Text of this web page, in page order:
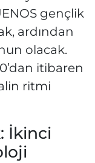
gençlik
ardından
olacak.
itibaren
ritmi
İkinci